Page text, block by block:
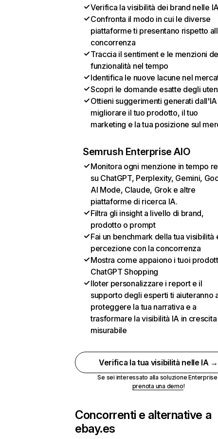
Verifica la visibilità dei brand nelle
Confronta il modo in cui le diverse
piattaforme ti presentano rispetto
concorrenza
Traccia il sentiment e le menzioni
funzionalità nel tempo
Identifica le nuove lacune nel
Scopri le domande esatte degli
Ottieni suggerimenti generati
migliorare il tuo prodotto, il tuo
marketing e la tua posizione sul
Semrush Enterprise AIO
Monitora ogni menzione in tempo
su ChatGPT, Perplexity, Gemini,
AI Mode, Claude, Grok e altre
piattaforme di ricerca IA.
Filtra gli insight a livello di brand,
prodotto o prompt
Fai un benchmark della tua visibilità
percezione con la concorrenza
Mostra come appaiono i tuoi
ChatGPT Shopping
Iloter personalizzare i report e il
supporto degli esperti ti aiuteranno
proteggere la tua narrativa e a
trasformare la visibilità IA in crescita
misurabile
Verifica la tua visibilità nelle IA →
Se sei interessato alla soluzione
prenota una demo!
Concorrenti e alternative a
ebay.es